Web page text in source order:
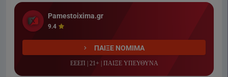
Pamestoixima.gr
9.4
ΠΑΙΞΕ ΝΟΜΙΜΑ
ΕΕΕΠ | 21+ | ΠΑΙΞΕ ΥΠΕΥΘΥΝΑ